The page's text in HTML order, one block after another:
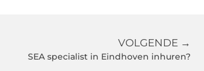
VOLGENDE →
SEA specialist in Eindhoven inhuren?